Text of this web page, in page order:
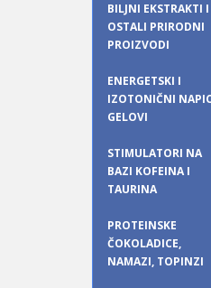
BILJNI EKSTRAKTI I
OSTALI PRIRODNI
PROIZVODI
ENERGETSKI I
IZOTONIČNI
GELOVI
STIMULATORI NA
BAZI KOFEINA I
TAURINA
PROTEINSKE
ČOKOLADICE,
NAMAZI, TOPINZI